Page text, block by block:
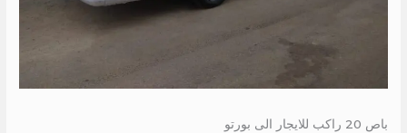
باص 20 راكب للايجار الى بورتو